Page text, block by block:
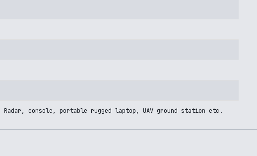
console, portable rugged laptop, UAV ground station etc.